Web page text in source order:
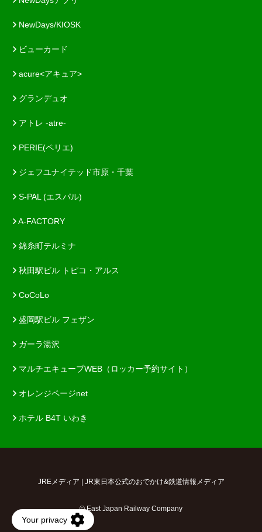
NewDays/KIOSK
ビューカード
acure<アキュア>
グランデュオ
アトレ -atre-
PERIE(ペリエ)
ジェフユナイテッド市原・千葉
S-PAL (エスパル)
A-FACTORY
錦糸町テルミナ
秋田駅ビル トピコ・アルス
CoCoLo
盛岡駅ビル フェザン
ガーラ湯沢
マルチエキューブWEB（ロッカー予約サイト）
オレンジページnet
ホテル B4T いわき
JREメディア | JR東日本公式のおでかけ&鉄道情報メディア
© East Japan Railway Company